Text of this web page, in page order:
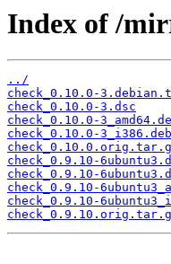
Index of /
../
check_0.10.0-
check_0.10.0-3.dsc
check_0.10.0-
check_0.10.0-3_i386.deb
check_0.9.10-
check_0.9.10-
check_0.9.10-
check_0.9.10-